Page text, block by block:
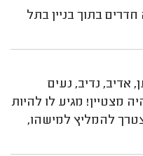
בתוך בניין בתל
אדיב, נדיב, נעים
מצטיין! מגיע לו להיות
להמליץ למישהו,